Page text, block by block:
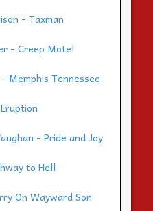
- Taxman
- Creep Motel
Memphis Tennessee
- Pride and Joy
to Hell
On Wayward Son